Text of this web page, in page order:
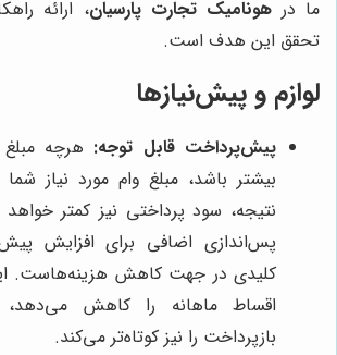
ما درهونامیک تجارت پارسیان، ارائه
تحقق این هدف است.
لوازم و پیش‌نیازها
پیش‌پرداخت قابل توجه: هرچه
بیشتر باشد، مبلغ وام مورد نیاز
نتیجه، سود پرداختی نیز کمتر
پس‌اندازی اضافی برای افزایش
کلیدی در جهت کاهش هزینه‌هاست.
اقساط ماهانه را کاهش
بازپرداخت را نیز کوتاه‌تر می‌کند.